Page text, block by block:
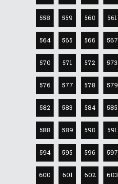
558 559 560 561
564 565 566 567
570 571 572 573
576 577 578 579
582 583 584 585
588 589 590 591
594 595 596 597
600 601 602 603